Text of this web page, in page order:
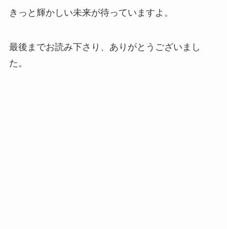
きっと輝かしい未来が待っていますよ。
最後までお読み下さり、ありがとうございまし
た。